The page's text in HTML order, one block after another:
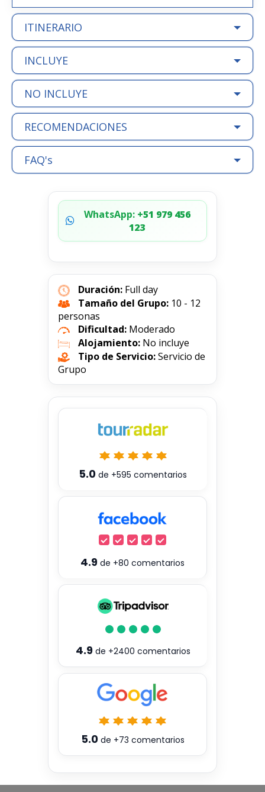
ITINERARIO
INCLUYE
NO INCLUYE
RECOMENDACIONES
FAQ's
WhatsApp:+51 979 456
123
Duración: Full day
Tamaño del Grupo: 10 - 12
personas
Dificultad: Moderado
Alojamiento: No incluye
Tipo de Servicio:Servicio de
Grupo
5.0 de +595 comentarios
4.9 de +80 comentarios
4.9de +2400 comentarios
5.0de +73 comentarios